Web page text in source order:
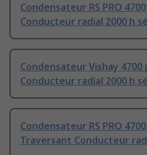
Condensateur RS PRO
Conducteur radial 2000 h
Condensateur Vishay
Conducteur radial 2000 h
Condensateur RS PRO
Traversant Conducteur